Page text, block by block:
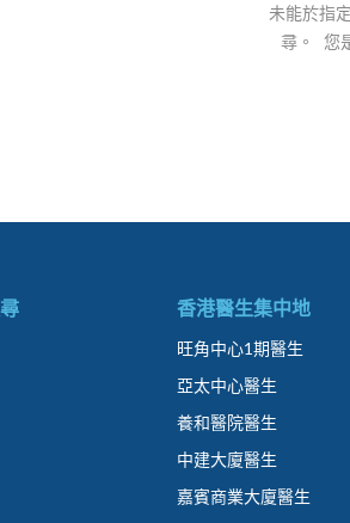
未能於指
尋。 您
香港醫生集中地
旺角中心1期醫生
亞太中心醫生
養和醫院醫生
中建大廈醫生
嘉賓商業大廈醫生